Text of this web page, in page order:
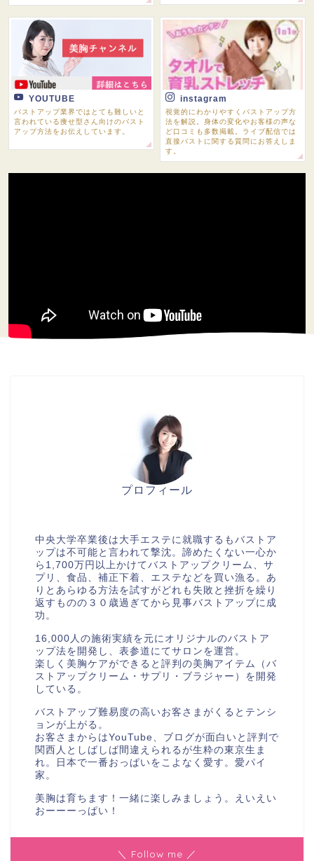
YOUTUBE
バストアップ業界ではとても難しいと
言われている痩せ型さん向けのバスト
アップ方法をお伝えしています。
instagram
視覚的にわかりやすくバストアップ方
法を解説。身体の変化やお客様の声な
ど口コミも多数掲載。ライブ配信では
直接バストに関する質問にお答えしま
す。
プロフィール
中央大学卒業後は大手エステに就職するもバストア
ップは不可能と言われて撃沈。諦めたくない一心か
ら1,700万円以上かけてバストアップクリーム、サ
プリ、食品、補正下着、エステなどを買い漁る。あ
りとあらゆる方法を試すがどれも失敗と挫折を繰り
返すものの３０歳過ぎてから見事バストアップに成
功。
16,000人の施術実績を元にオリジナルのバストア
ップ法を開発し、表参道にてサロンを運営。
楽しく美胸ケアができると評判の美胸アイテム（バ
ストアップクリーム・サプリ・ブラジャー）を開発
している。
バストアップ難易度の高いお客さまがくるとテンシ
ョンが上がる。
お客さまからはYouTube、ブログが面白いと評判で
関西人としばしば間違えられるが生粋の東京生ま
れ。日本で一番おっぱいをこよなく愛す。愛パイ
家。
美胸は育ちます！一緒に楽しみましょう。えいえい
おーーーっぱい！
＼ Follow me ／